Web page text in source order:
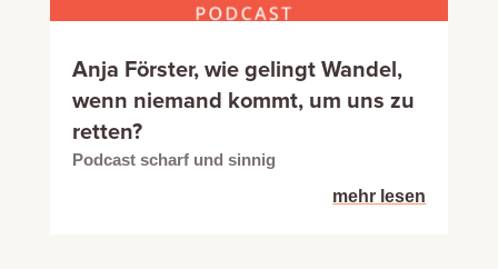
Anja Förster, wie gelingt Wandel,
wenn niemand kommt, um uns zu
retten?
Podcast scharf und sinnig
mehr lesen